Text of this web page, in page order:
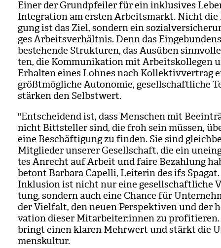
Einer der Grund­pfei­ler für ein inklu­si­ves
Inte­gra­tion am ers­ten Arbeits­markt. Nicht
gung ist das Ziel, son­dern ein
ges Arbeits­ver­hält­nis. Denn das
beste­hende Struk­tu­ren, das Aus­üben
ten, die Kom­mu­ni­ka­tion mit Arbeits­kol­le­gen
Erhal­ten eines Loh­nes nach Kol­lek­tiv­ver­trag
größt­mög­li­che Auto­no­mie, gesell­schaft­li­che
stär­ken den Selbst­wert.
"Ent­schei­dend ist, dass Men­schen mit
nicht Bitt­stel­ler sind, die froh sein müs­sen,
eine Beschäf­ti­gung zu fin­den. Sie sind
Mit­glie­der unse­rer Gesell­schaft, die ein
tes Anrecht auf Arbeit und faire Bezah­lung
betont Bar­bara Capelli, Lei­te­rin des ifs
Inklu­sion ist nicht nur eine gesell­schaft­li­che
tung, son­dern auch eine Chance für
der Viel­falt, den neuen Per­spek­ti­ven und der
va­tion die­ser Mit­ar­bei­ter:innen zu
bringt einen kla­ren Mehr­wert und stärkt die
mens­kul­tur.